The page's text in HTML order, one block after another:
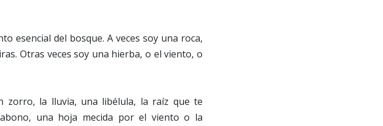
esencial del bosque. A veces soy una roca,
Otras veces soy una hierba, o el viento, o
zorro, la lluvia, una libélula, la raíz que te
una hoja mecida por el viento o la